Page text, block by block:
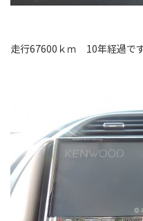
走行67600ｋｍ 10年経過で